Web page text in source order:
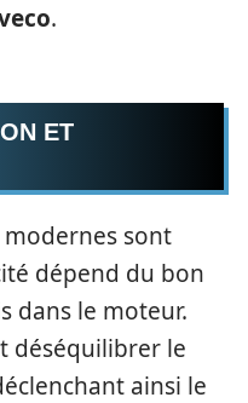
.
ET
modernes sont
dépend du bon
dans le moteur.
déséquilibrer le
ainsi le